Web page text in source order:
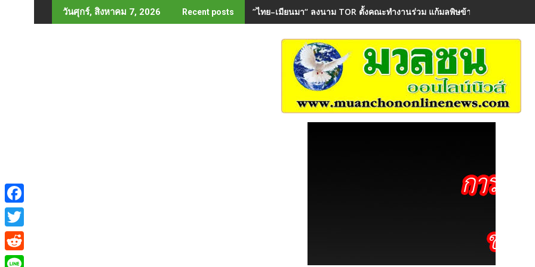
to
วันศุกร์, สิงหาคม 7, 2026 Recent posts ”ไทย–เมียนมา“ ลงนาม TOR ตั้งคณะทำงานร่วม แก้มลพิษข้ามพรมแดน คุ้มค
F
a
c
T
w
R